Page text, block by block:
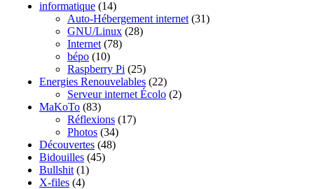
informatique (14)
Auto-Hébergement internet (31)
GNU/Linux (28)
Internet (78)
bépo (10)
Raspberry Pi (25)
Energies Renouvelables (22)
Serveur internet Écolo (2)
MaKoTo (83)
Réflexions (17)
Photos (34)
Découvertes (48)
Bidouilles (45)
Bullshit (1)
X-files (4)